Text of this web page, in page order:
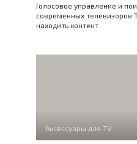
Голосовое управление и
современных телевизоров
находить контент
Аксессуары для TV